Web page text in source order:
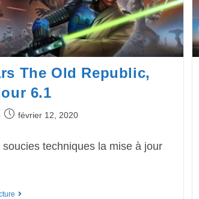
The Old Republic,
6.1
février 12, 2020
soucies techniques la mise à jour